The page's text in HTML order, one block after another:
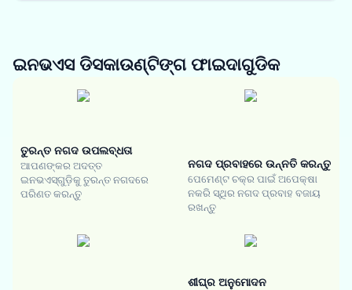
ଇନଭଏସ ଡିସକାଉଣ୍ଟିଙ୍ଗ ଫାଇଦାଗୁଡିକ
ତୁରନ୍ତ ନଗଦ ଉପଲବ୍ଧତା
ଆପଣଙ୍କର ଅଦତ୍ତ
ଇନଭଏସ୍‌ଗୁଡ଼ିକୁ ତୁରନ୍ତ ନଗଦରେ
ପରିଣତ କରନ୍ତୁ
ନଗଦ ପ୍ରବାହରେ ଉନ୍ନତି କରନ୍ତୁ
ପେମେଣ୍ଟ ଚକ୍ର ପାଇଁ ଅପେକ୍ଷା
ନକରି ସ୍ଥିର ନଗଦ ପ୍ରବାହ ବଜାୟ
ରଖନ୍ତୁ
ଶୀଘ୍ର ଅନୁମୋଦନ